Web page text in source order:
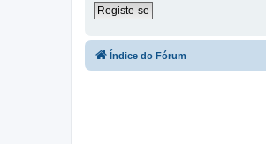
Registe-se
Índice do Fórum